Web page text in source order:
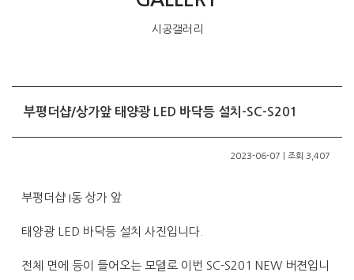
시공갤러리
부평더샵/상가앞 태양광 LED 바닥등 설치-SC-S201
2023-06-07 | 조회 3,407
부평더샵 I동 상가 앞
태양광 LED 바닥등 설치 사진입니다.
전체 면에 등이 들어오는 모델로 이번 SC-S201 NEW 버젼입니